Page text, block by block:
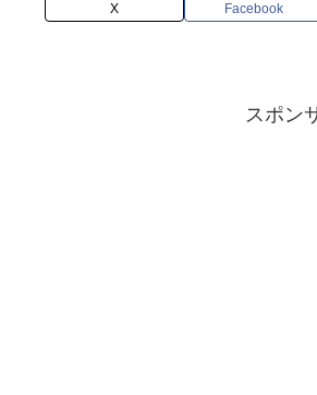
X Facebook
スポン